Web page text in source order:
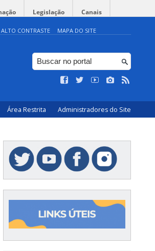
Legislação Canais
ALTO CONTRASTE MAPA DO SITE
Área Restrita Administradores do Site